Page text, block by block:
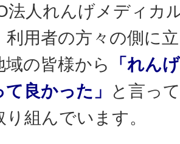
法人れんげメディカ
利用者の方々の側に
域の皆様から
「れん
良かった」
と言っ
組んでいます。